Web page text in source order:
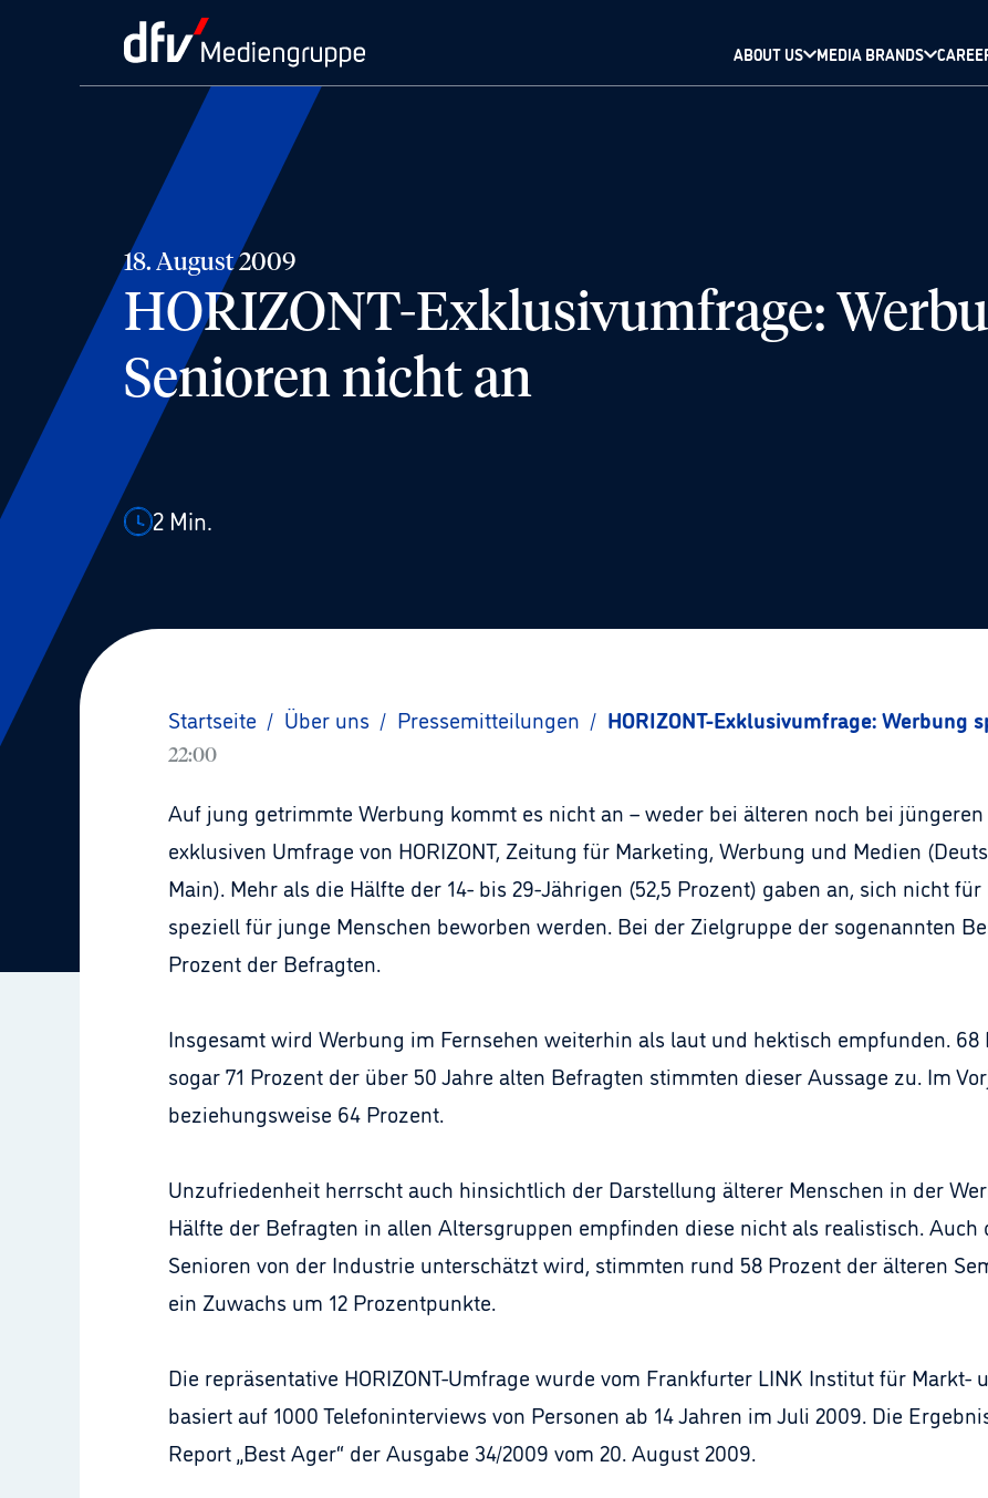
ABOUT US MEDIA BRANDS
18. August 2009
HORIZONT-Exklusivumfrage:
Senioren nicht an
2 Min.
Startseite / Über uns / Pressemitteilungen / HORIZONT-Exklusivumfrage: Werbung
22:00
Auf jung getrimmte Werbung kommt es nicht an – weder bei älteren noch bei
exklusiven Umfrage von HORIZONT, Zeitung für Marketing, Werbung und Medien
Main). Mehr als die Hälfte der 14- bis 29-Jährigen (52,5 Prozent) gaben an, sich nicht
speziell für junge Menschen beworben werden. Bei der Zielgruppe der sogenannten
Prozent der Befragten.
Insgesamt wird Werbung im Fernsehen weiterhin als laut und hektisch empfunden. 68
sogar 71 Prozent der über 50 Jahre alten Befragten stimmten dieser Aussage zu. Im
beziehungsweise 64 Prozent.
Unzufriedenheit herrscht auch hinsichtlich der Darstellung älterer Menschen in der
Hälfte der Befragten in allen Altersgruppen empfinden diese nicht als realistisch.
Senioren von der Industrie unterschätzt wird, stimmten rund 58 Prozent der älteren
ein Zuwachs um 12 Prozentpunkte.
Die repräsentative HORIZONT-Umfrage wurde vom Frankfurter LINK Institut für Markt-
basiert auf 1000 Telefoninterviews von Personen ab 14 Jahren im Juli 2009. Die
Report „Best Ager“ der Ausgabe 34/2009 vom 20. August 2009.